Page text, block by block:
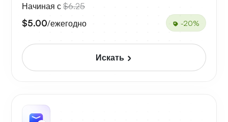
Начиная с $6.25
$5.00/ежегодно -20%
Искать